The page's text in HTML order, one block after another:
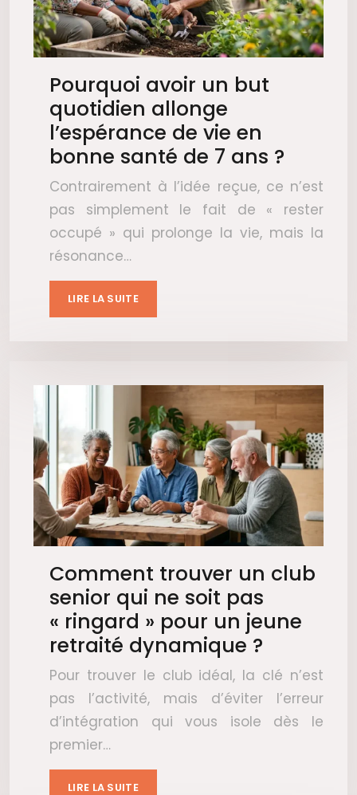
Pourquoi avoir un but
quotidien allonge
l’espérance de vie en
bonne santé de 7 ans ?
Contrairement à l’idée reçue, ce n’est
pas simplement le fait de « rester
occupé » qui prolonge la vie, mais la
résonance…
LIRE LA SUITE
Comment trouver un club
senior qui ne soit pas
« ringard » pour un jeune
retraité dynamique ?
Pour trouver le club idéal, la clé n’est
pas l’activité, mais d’éviter l’erreur
d’intégration qui vous isole dès le
premier…
LIRE LA SUITE